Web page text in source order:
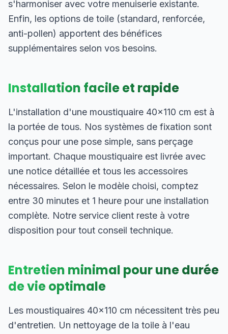
s'harmoniser avec votre menuiserie existante.
Enfin, les options de toile (standard, renforcée,
anti-pollen) apportent des bénéfices
supplémentaires selon vos besoins.
Installation facile et rapide
L'installation d'une moustiquaire 40×110 cm est à
la portée de tous. Nos systèmes de fixation sont
conçus pour une pose simple, sans perçage
important. Chaque moustiquaire est livrée avec
une notice détaillée et tous les accessoires
nécessaires. Selon le modèle choisi, comptez
entre 30 minutes et 1 heure pour une installation
complète. Notre service client reste à votre
disposition pour tout conseil technique.
Entretien minimal pour une durée
de vie optimale
Les moustiquaires 40×110 cm nécessitent très peu
d'entretien. Un nettoyage de la toile à l'eau